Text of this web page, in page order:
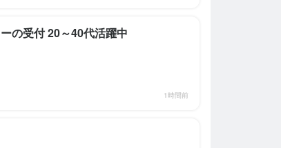
の受付 20～40代活躍中
1時間前